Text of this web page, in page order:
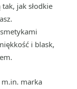
jak słodkie
i blask,
marka